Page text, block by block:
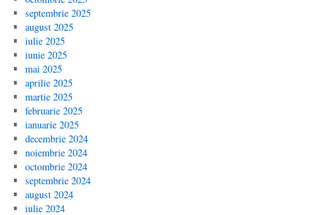
septembrie 2025
august 2025
iulie 2025
iunie 2025
mai 2025
aprilie 2025
martie 2025
februarie 2025
ianuarie 2025
decembrie 2024
noiembrie 2024
octombrie 2024
septembrie 2024
august 2024
iulie 2024